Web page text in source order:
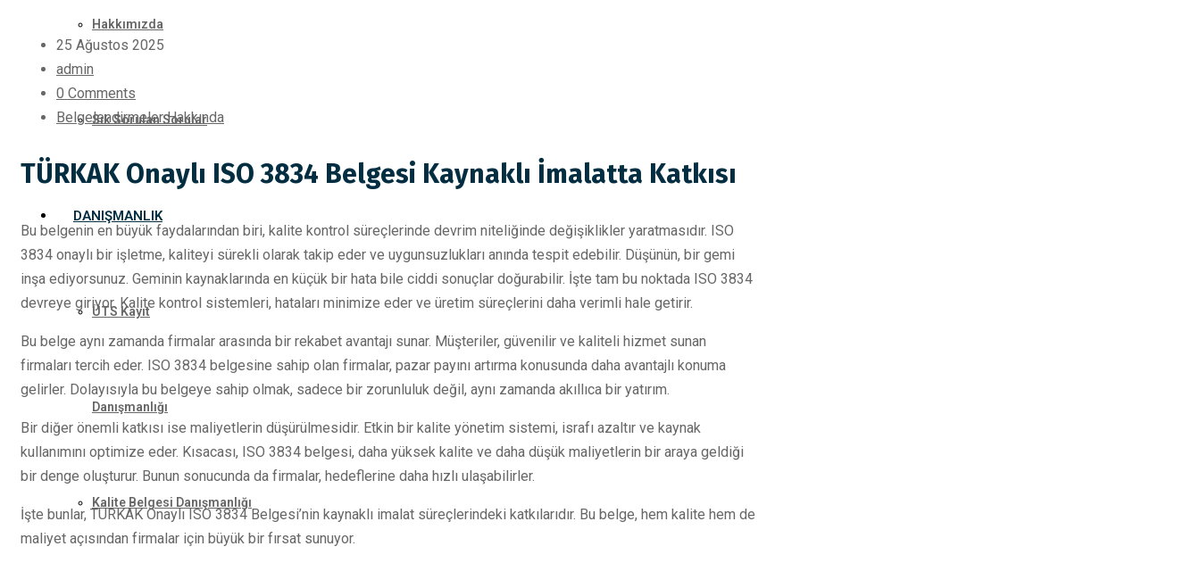
Hakkımızda
Sık Sorulan Sorular
DANIŞMANLIK
ÜTS Kayıt
Danışmanlığı
Kalite Belgesi Danışmanlığı
25 Ağustos 2025
admin
0 Comments
Belgelendirmeler Hakkında
TÜRKAK Onaylı ISO 3834 Belgesi Kaynaklı İmalatta Katkısı
Bu belgenin en büyük faydalarından biri, kalite kontrol süreçlerinde devrim niteliğinde değişiklikler yaratmasıdır. ISO
3834 onaylı bir işletme, kaliteyi sürekli olarak takip eder ve uygunsuzlukları anında tespit edebilir. Düşünün, bir gemi
inşa ediyorsunuz. Geminin kaynaklarında en küçük bir hata bile ciddi sonuçlar doğurabilir. İşte tam bu noktada ISO 3834
devreye giriyor. Kalite kontrol sistemleri, hataları minimize eder ve üretim süreçlerini daha verimli hale getirir.
Bu belge aynı zamanda firmalar arasında bir rekabet avantajı sunar. Müşteriler, güvenilir ve kaliteli hizmet sunan
firmaları tercih eder. ISO 3834 belgesine sahip olan firmalar, pazar payını artırma konusunda daha avantajlı konuma
gelirler. Dolayısıyla bu belgeye sahip olmak, sadece bir zorunluluk değil, aynı zamanda akıllıca bir yatırım.
Bir diğer önemli katkısı ise maliyetlerin düşürülmesidir. Etkin bir kalite yönetim sistemi, israfı azaltır ve kaynak
kullanımını optimize eder. Kısacası, ISO 3834 belgesi, daha yüksek kalite ve daha düşük maliyetlerin bir araya geldiği
bir denge oluşturur. Bunun sonucunda da firmalar, hedeflerine daha hızlı ulaşabilirler.
İşte bunlar, TÜRKAK Onaylı ISO 3834 Belgesi’nin kaynaklı imalat süreçlerindeki katkılarıdır. Bu belge, hem kalite hem de
maliyet açısından firmalar için büyük bir fırsat sunuyor.